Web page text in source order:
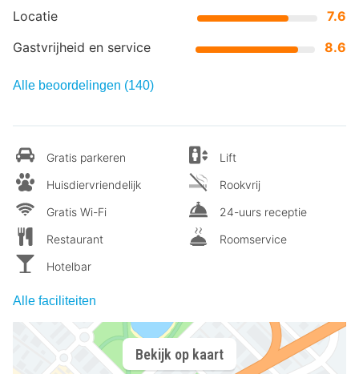
Locatie
7.6
Gastvrijheid en service
8.6
Alle beoordelingen (140)
Gratis parkeren
Huisdiervriendelijk
Gratis Wi-Fi
Restaurant
Hotelbar
Lift
Rookvrij
24-uurs receptie
Roomservice
Alle faciliteiten
Bekijk op kaart